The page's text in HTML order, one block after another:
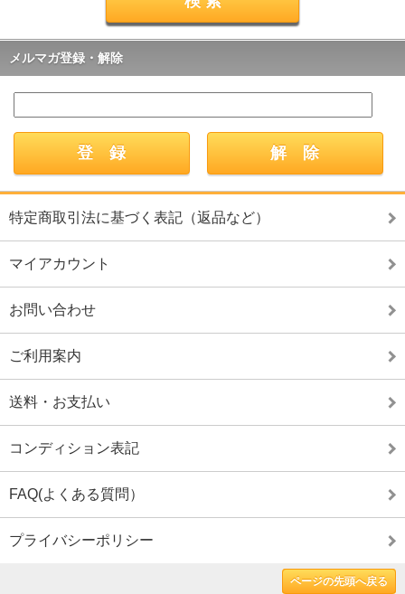
メルマガ登録・解除
特定商取引法に基づく表記（返品など）
マイアカウント
お問い合わせ
ご利用案内
送料・お支払い
コンディション表記
FAQ(よくある質問）
プライバシーポリシー
ページの先頭へ戻る